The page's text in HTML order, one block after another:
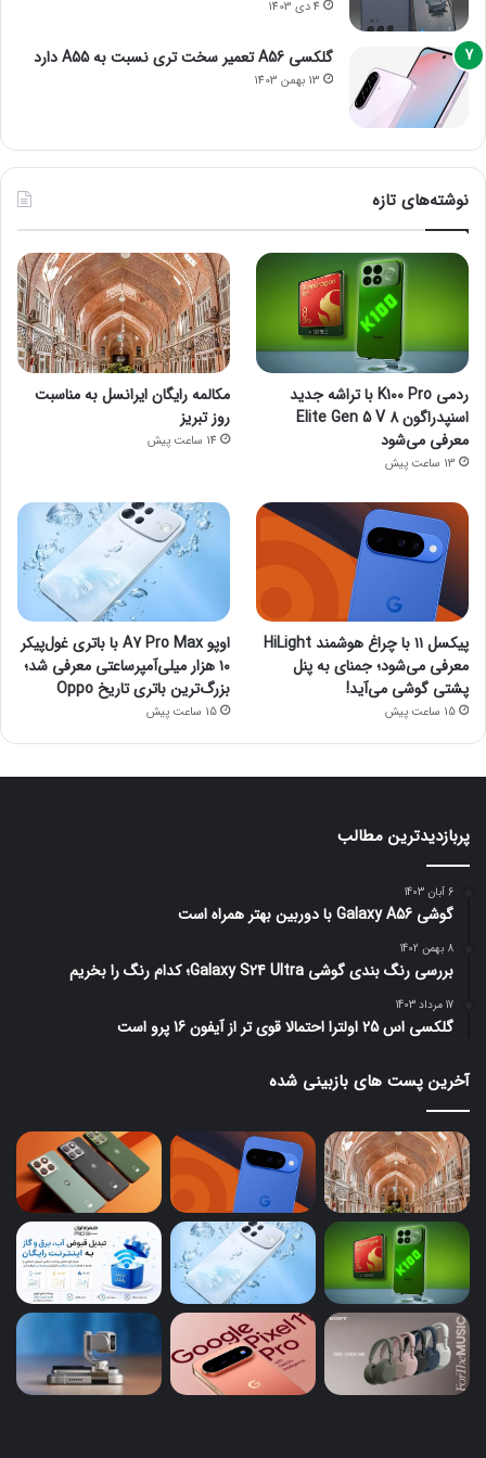
4 دی 1403
گلکسی A56 تعمیر سخت تری نسبت به A55 دارد
13 بهمن 1403
نوشته‌های تازه
ردمی K100 Pro با تراشه جدید
اسنپدراگون 8 Elite Gen 5 V
معرفی می‌شود
13 ساعت پیش
مکالمه رایگان ایرانسل به مناسبت
روز تبریز
14 ساعت پیش
پیکسل ۱۱ با چراغ هوشمند HiLight
معرفی می‌شود؛ جمنای به پنل
پشتی گوشی می‌آید!
15 ساعت پیش
اوپو A7 Pro Max با باتری غول‌پیکر
۱۰ هزار میلی‌آمپرساعتی معرفی شد؛
بزرگ‌ترین باتری تاریخ Oppo
15 ساعت پیش
پربازدیدترین مطالب
6 آبان 1403
گوشی Galaxy A56 با دوربین بهتر همراه است
8 بهمن 1402
بررسی رنگ بندی گوشی Galaxy S24 Ultra؛ کدام رنگ را بخریم
17 مرداد 1403
گلکسی اس 25 اولترا احتمالا قوی تر از آیفون 16 پرو است
آخرین پست های بازبینی شده